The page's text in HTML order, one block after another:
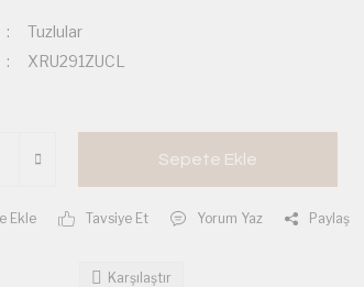
Tuzlular
XRU291ZUCL
Sepete Ekle
Tavsiye Et Yorum Yaz Paylaş
Karşılaştır